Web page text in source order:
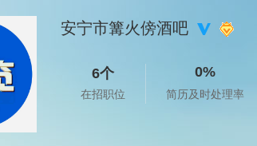
安宁市篝火傍酒吧
6个
在招职位
0%
简历及时处理率